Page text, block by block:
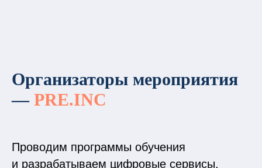
Организаторы мероприятия
— PRE.INC
Проводим программы обучения
и разрабатываем цифровые сервисы,